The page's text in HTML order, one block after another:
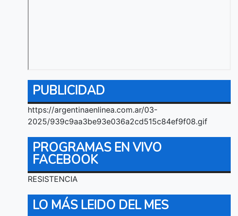
PUBLICIDAD
https://argentinaenlinea.com.ar/03-
2025/939c9aa3be93e036a2cd515c84ef9f08.gif
PROGRAMAS EN VIVO
FACEBOOK
RESISTENCIA
LO MÁS LEIDO DEL MES